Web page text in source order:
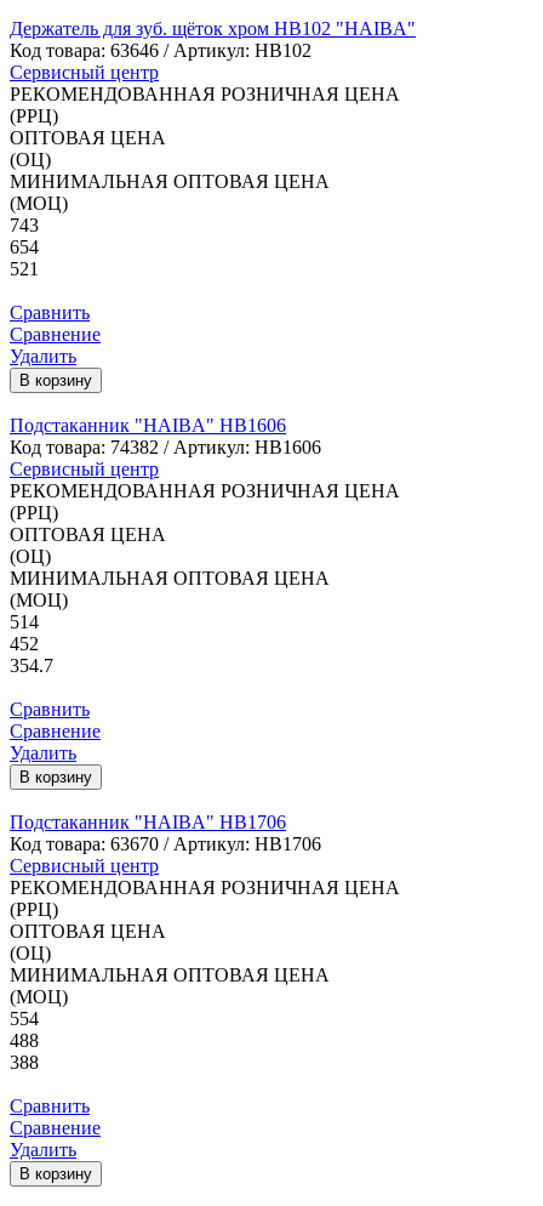
Держатель для зуб. щёток хром HB102 "HAIBA"
Код товара: 63646 / Артикул: HB102
Сервисный центр
РЕКОМЕНДОВАННАЯ РОЗНИЧНАЯ ЦЕНА
(РРЦ)
ОПТОВАЯ ЦЕНА
(ОЦ)
МИНИМАЛЬНАЯ ОПТОВАЯ ЦЕНА
(МОЦ)
743
654
521
Сравнить
Сравнение
Удалить
В корзину
Подстаканник "HAIBA" HB1606
Код товара: 74382 / Артикул: HB1606
Сервисный центр
РЕКОМЕНДОВАННАЯ РОЗНИЧНАЯ ЦЕНА
(РРЦ)
ОПТОВАЯ ЦЕНА
(ОЦ)
МИНИМАЛЬНАЯ ОПТОВАЯ ЦЕНА
(МОЦ)
514
452
354.7
Сравнить
Сравнение
Удалить
В корзину
Подстаканник "HAIBA" HB1706
Код товара: 63670 / Артикул: HB1706
Сервисный центр
РЕКОМЕНДОВАННАЯ РОЗНИЧНАЯ ЦЕНА
(РРЦ)
ОПТОВАЯ ЦЕНА
(ОЦ)
МИНИМАЛЬНАЯ ОПТОВАЯ ЦЕНА
(МОЦ)
554
488
388
Сравнить
Сравнение
Удалить
В корзину